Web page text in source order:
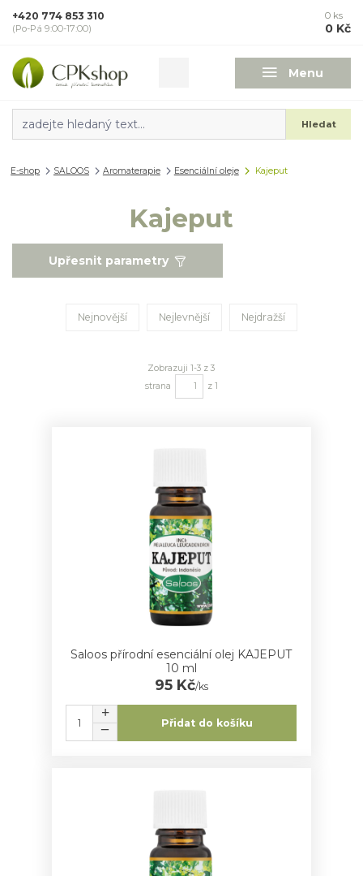
Menu
Hledat
+420 774 853 310
(Po-Pá 9:00-17:00)
0 ks
0 Kč
E-shop SALOOS Aromaterapie Esenciální oleje Kajeput
Kajeput
Upřesnit parametry
Nejnovější Nejlevnější Nejdražší
Zobrazuji 1-3 z 3
strana
z 1
Saloos přírodní esenciální olej KAJEPUT
10 ml
95 Kč/ks
Přidat do košíku